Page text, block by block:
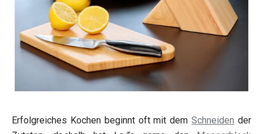
Erfolgreiches Kochen beginnt oft mit demSchneiden der